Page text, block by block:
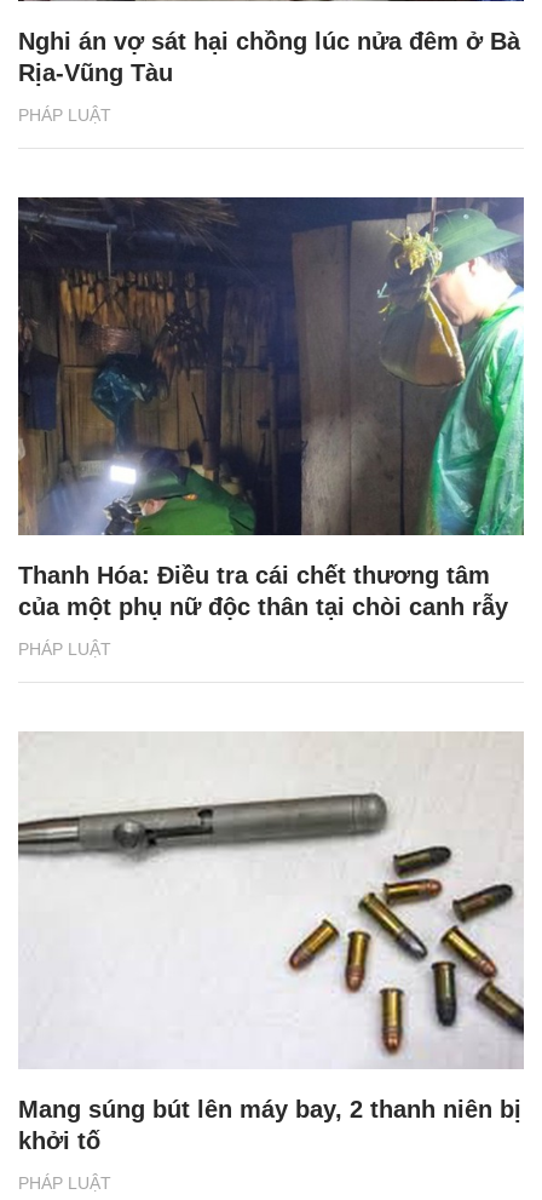
PHÁP LUẬT
Nghi án vợ sát hại chồng lúc nửa đêm ở Bà
Rịa-Vũng Tàu
PHÁP LUẬT
Thanh Hóa: Điều tra cái chết thương tâm
của một phụ nữ độc thân tại chòi canh rẫy
PHÁP LUẬT
Mang súng bút lên máy bay, 2 thanh niên bị
khởi tố